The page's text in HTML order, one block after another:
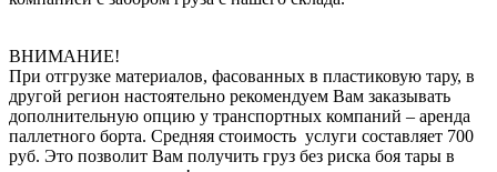
ВНИМАНИЕ!
При отгрузке материалов, фасованных в пластиковую тару, в
другой регион настоятельно рекомендуем Вам заказывать
дополнительную опцию у транспортных компаний – аренда
паллетного борта. Средняя стоимость услуги составляет 700
руб. Это позволит Вам получить груз без риска боя тары в